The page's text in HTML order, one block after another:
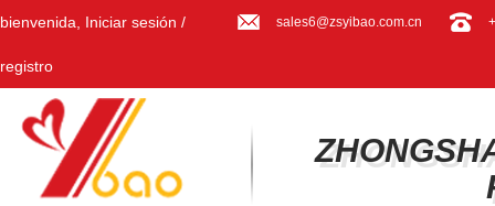
bienvenida, Iniciar sesión /
registro
sales6@zsyibao.com.cn